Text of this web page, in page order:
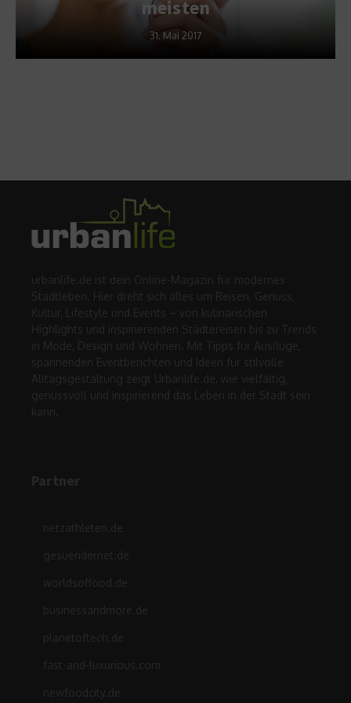
meisten
31. Mai 2017
urbanlife.de ist dein Online-Magazin für modernes
Stadtleben. Hier dreht sich alles um Reisen, Genuss,
Kultur, Lifestyle und Events – von kulinarischen
Highlights und inspirierenden Städtereisen bis zu Trends
in Mode, Design und Wohnen. Mit Tipps für Ausflüge,
spannenden Eventberichten und Ideen für stilvolle
Alltagsgestaltung zeigt Urbanlife.de, wie vielfältig,
genussvoll und inspirierend das Leben in der Stadt sein
kann.
Partner
netzathleten.de
gesuendernet.de
worldsoffood.de
businessandmore.de
planetoftech.de
fast-and-luxurious.com
newfoodcity.de